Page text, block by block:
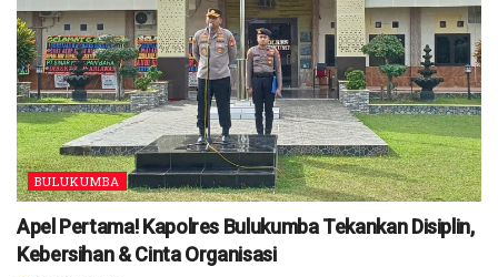
BULUKUMBA
Apel Pertama! Kapolres Bulukumba Tekankan Disiplin,
Kebersihan & Cinta Organisasi